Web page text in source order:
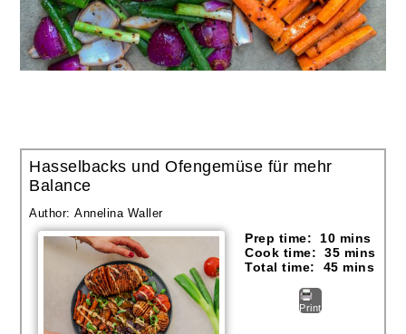
Hasselbacks und Ofengemüse für mehr
Balance
Author:Annelina Waller
Prep time: 10 mins
Cook time: 35 mins
Total time: 45 mins
Print